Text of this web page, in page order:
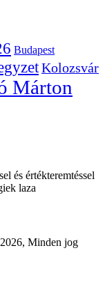
Budapest
Kolozsvár
Márton
és értékteremtéssel
laza
Minden jog